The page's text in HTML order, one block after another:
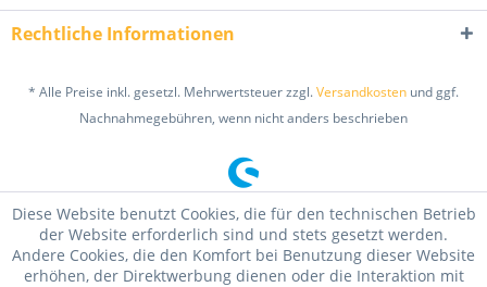
Rechtliche Informationen
* Alle Preise inkl. gesetzl. Mehrwertsteuer zzgl.Versandkosten und ggf.
Nachnahmegebühren, wenn nicht anders beschrieben
Diese Website benutzt Cookies, die für den technischen Betrieb
der Website erforderlich sind und stets gesetzt werden.
Andere Cookies, die den Komfort bei Benutzung dieser Website
erhöhen, der Direktwerbung dienen oder die Interaktion mit